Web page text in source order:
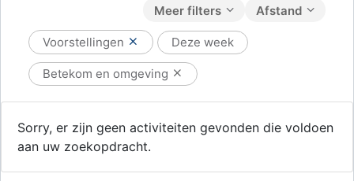
Afstand
Meer filters
Voorstellingen Deze week
Betekom en omgeving
Sorry, er zijn geen activiteiten gevonden die voldoen
aan uw zoekopdracht.